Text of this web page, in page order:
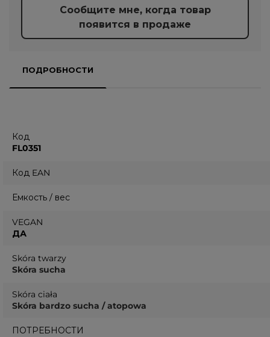
Сообщите мне, когда товар
появится в продаже
ПОДРОБНОСТИ
Код
FL0351
Код EAN
Емкость / вес
VEGAN
ДА
Skóra twarzy
Skóra sucha
Skóra ciała
Skóra bardzo sucha / atopowa
ПОТРЕБНОСТИ